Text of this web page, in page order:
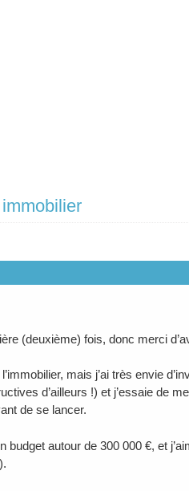
(deuxième) fois, donc merci
mais j’ai très envie
d’ailleurs !) et j’essaie de
de se lancer.
autour de 300 000 €, et